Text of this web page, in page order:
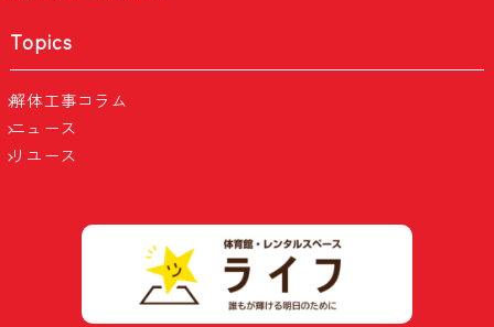
Topics
解体工事コラム
ニュース
リユース